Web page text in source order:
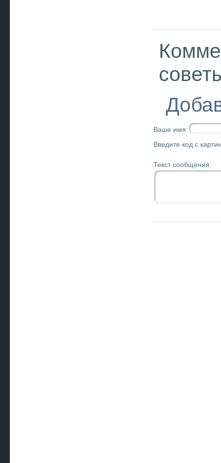
Ваше имя:
Введите код с
Текст сообщения: